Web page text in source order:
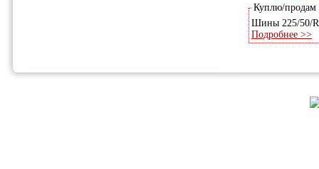
Куплю/
Шины 225/50/
Подробнее >>